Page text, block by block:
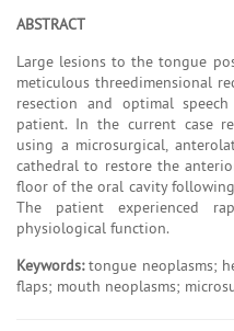
ABSTRACT
Large lesions to the tongue
meticulous threedimensional
resection and optimal
patient. In the current case
using a microsurgical,
cathedral to restore the
floor of the oral cavity
The patient experienced
physiological function.
Keywords:tongue neoplasms;
flaps; mouth neoplasms;